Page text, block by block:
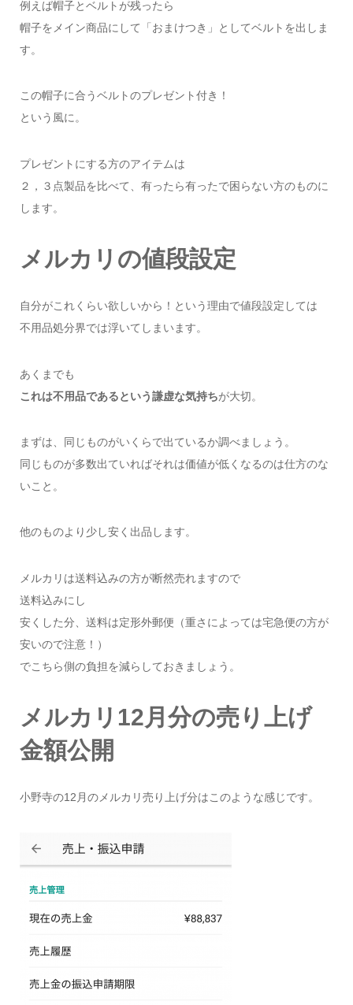
例えば帽子とベルトが残ったら
帽子をメイン商品にして「おまけつき」としてベルトを出しま
す。
この帽子に合うベルトのプレゼント付き！
という風に。
プレゼントにする方のアイテムは
２，３点製品を比べて、有ったら有ったで困らない方のものに
します。
メルカリの値段設定
自分がこれくらい欲しいから！という理由で値段設定しては
不用品処分界では浮いてしまいます。
あくまでも
これは不用品であるという謙虚な気持ちが大切。
まずは、同じものがいくらで出ているか調べましょう。
同じものが多数出ていればそれは価値が低くなるのは仕方のな
いこと。
他のものより少し安く出品します。
メルカリは送料込みの方が断然売れますので
送料込みにし
安くした分、送料は定形外郵便（重さによっては宅急便の方が
安いので注意！）
でこちら側の負担を減らしておきましょう。
メルカリ12月分の売り上げ
金額公開
小野寺の12月のメルカリ売り上げ分はこのような感じです。